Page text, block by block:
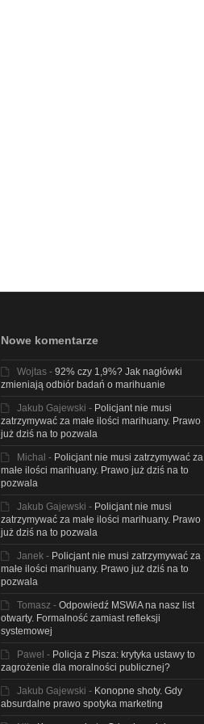
Nowe komentarze
Wojtas- 92% czy 1,9%? Jak nagłówki
zmieniają odbiór badań o marihuanie
Jakub Gajewski - Policjant nie musi
zatrzymywać za małe ilości marihuany. Prawo
już dziś na to pozwala
Michal - Policjant nie musi zatrzymywać za
małe ilości marihuany. Prawo już dziś na to
pozwala
Jakub Gajewski - Policjant nie musi
zatrzymywać za małe ilości marihuany. Prawo
już dziś na to pozwala
Janek- Policjant nie musi zatrzymywać za
małe ilości marihuany. Prawo już dziś na to
pozwala
Tomasz- Odpowiedź MSWiA na nasz list
otwarty. Formalność zamiast refleksji
systemowej
Pawel - Policja z Pisza: krytyka ustawy to
zagrożenie dla moralności publicznej?
Jakub Gajewski - Konopne shoty. Gdy
absurdalne prawo spotyka marketing